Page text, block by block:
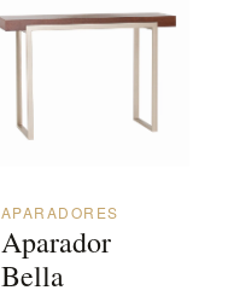
APARADORES
Aparador
Bella